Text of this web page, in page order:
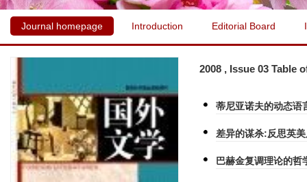
Journal homepage Introduction Editorial Board
2008 , Issue 03 Table
蒂尼亚诺夫的动态
差异的谋杀:反思英
巴赫金复调理论的哲